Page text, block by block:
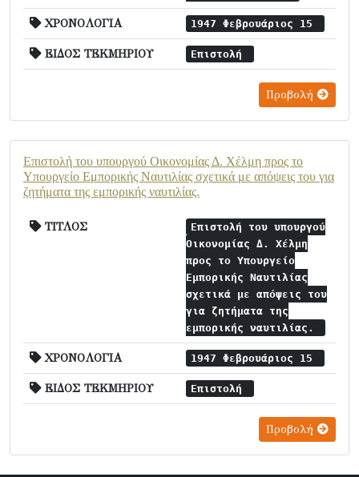
ΧΡΟΝΟΛΟΓΙΑ 1947 Φεβρουάριος 15
ΕΙΔΟΣ ΤΕΚΜΗΡΙΟΥ Επιστολή
Προβολή
Επιστολή του υπουργού Οικονομίας Δ. Χέλμη προς το
Υπουργείο Εμπορικής Ναυτιλίας σχετικά με απόψεις του για
ζητήματα της εμπορικής ναυτιλίας.
ΤΙΤΛΟΣ
Επιστολή του υπουργού
Οικονομίας Δ. Χέλμη
προς το Υπουργείο
Εμπορικής Ναυτιλίας
σχετικά με απόψεις του
για ζητήματα της
εμπορικής ναυτιλίας.
ΧΡΟΝΟΛΟΓΙΑ 1947 Φεβρουάριος 15
ΕΙΔΟΣ ΤΕΚΜΗΡΙΟΥ Επιστολή
Προβολή